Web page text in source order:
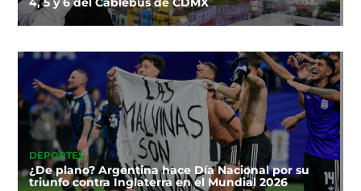
DEPORTES
¿De plano? Argentina hace Día Nacional por su
triunfo contra Inglaterra en el Mundial 2026